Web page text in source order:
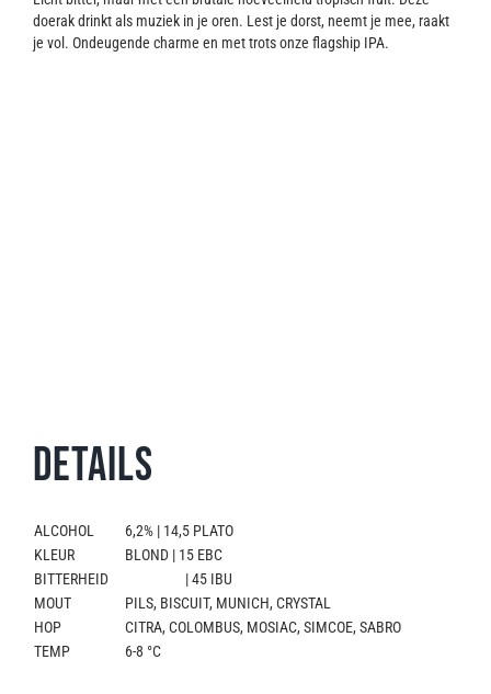
Contact
doerak drinkt als muziek in je oren. Lest je dorst, neemt je mee, raakt
je vol. Ondeugende charme en met trots onze flagship IPA.
Details
ALCOHOL
6,2% | 14,5 PLATO
KLEUR
BLOND | 15 EBC
BITTERHEID
| 45 IBU
MOUT
PILS, BISCUIT, MUNICH, CRYSTAL
HOP
CITRA, COLOMBUS, MOSIAC, SIMCOE, SABRO
TEMP
6-8 °C